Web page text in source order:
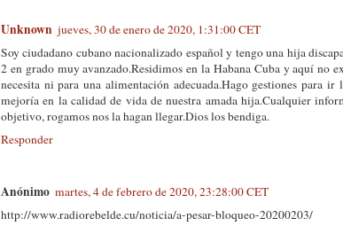
Unknown jueves, 30 de enero de 2020, 1:31:00 CET
Soy ciudadano cubano nacionalizado español y tengo una hija
2 en grado muy avanzado.Residimos en la Habana Cuba y aquí no
necesita ni para una alimentación adecuada.Hago gestiones para
mejoría en la calidad de vida de nuestra amada hija.Cualquier
objetivo, rogamos nos la hagan llegar.Dios los bendiga.
Responder
Anónimo martes, 4 de febrero de 2020, 23:28:00 CET
http://www.radiorebelde.cu/noticia/a-pesar-bloqueo-20200203/